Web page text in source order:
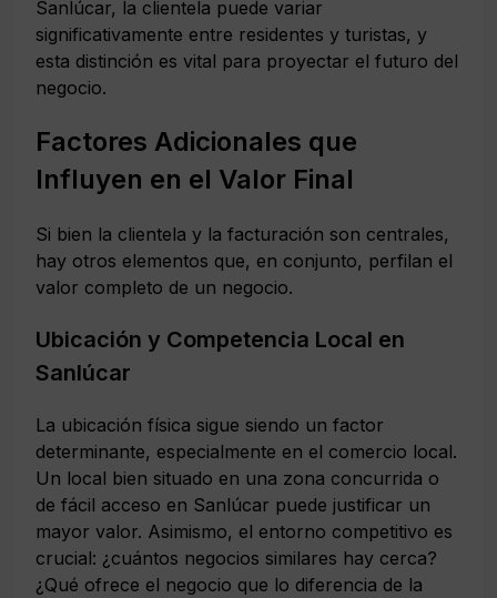
Sanlúcar, la clientela puede variar
significativamente entre residentes y turistas, y
esta distinción es vital para proyectar el futuro del
negocio.
Factores Adicionales que
Influyen en el Valor Final
Si bien la clientela y la facturación son centrales,
hay otros elementos que, en conjunto, perfilan el
valor completo de un negocio.
Ubicación y Competencia Local en
Sanlúcar
La ubicación física sigue siendo un factor
determinante, especialmente en el comercio local.
Un local bien situado en una zona concurrida o
de fácil acceso en Sanlúcar puede justificar un
mayor valor. Asimismo, el entorno competitivo es
crucial: ¿cuántos negocios similares hay cerca?
¿Qué ofrece el negocio que lo diferencia de la